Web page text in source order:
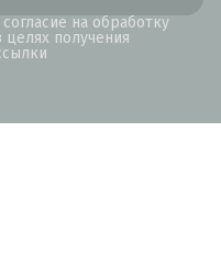
на обработку
получения